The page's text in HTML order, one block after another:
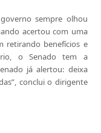
sempre olhou
acertou com uma
retirando benefícios e
o Senado tem a
já alertou: deixa
conclui o dirigente